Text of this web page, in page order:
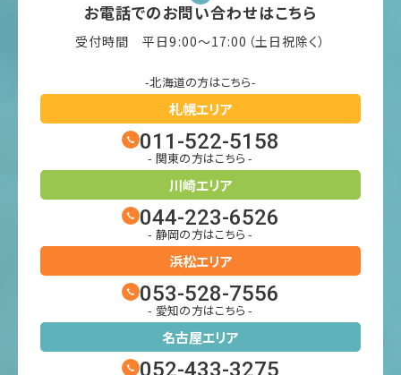
お電話でのお問い合わせはこちら
受付時間 平日9:00〜17:00（土日祝除く）
-北海道の方はこちら-
札幌エリア
011-522-5158
- 関東の方はこちら -
川崎エリア
044-223-6526
- 静岡の方はこちら -
浜松エリア
053-528-7556
- 愛知の方はこちら -
名古屋エリア
052-433-3275